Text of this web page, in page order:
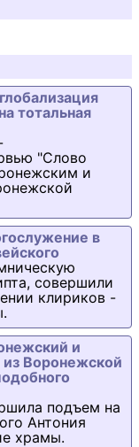
тотальная
"Слово
и
в
совершили
клириков -
и
Воронежской
подъем на
Антония
храмы.